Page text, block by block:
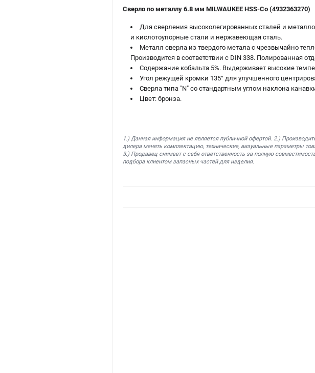
Сверло по металлу 6.8 мм MILWAUKEE HSS-Co (4932363270)
Для сверления высоколегированных сталей и
и кислотоупорные стали и нержавеющая сталь.
Металл сверла из твердого метала с чрезвычайно
Производится в соответствии с DIN 338. Полированная
Содержание кобальта 5%. Выдерживает высокие
Угол режущей кромки 135° для улучшенного
Сверла типа "N" со стандартным углом наклона
Цвет: бронза.
1.) Данная информация не является публичной офертой. 2.)
дилера менять комплектацию, технические, визуальные параметры
3.) Продавец снимает с себя ответственность за полную
подбора клиентом запасных частей для изделия.